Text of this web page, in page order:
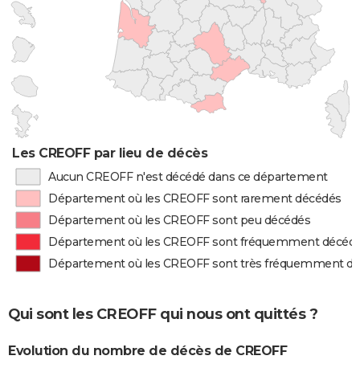
Les CREOFF par lieu de décès
Aucun CREOFF n'est décédé dans ce département
Département où les CREOFF sont rarement décédés
Département où les CREOFF sont peu décédés
Département où les CREOFF sont fréquemment
Département où les CREOFF sont très fréquemment
Qui sont les CREOFF qui nous ont quittés ?
Evolution du nombre de décès de CREOFF